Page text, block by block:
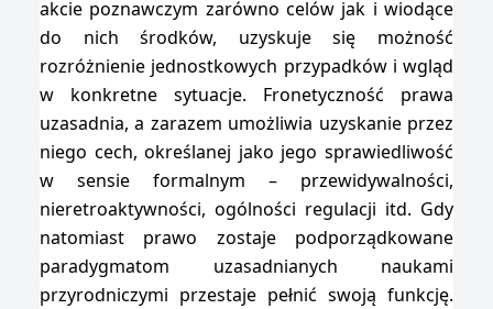
akcie poznawczym zarówno celów jak i wiodące
do nich środków, uzyskuje się możność
rozróżnienie jednostkowych przypadków i wgląd
w konkretne sytuacje. Fronetyczność prawa
uzasadnia, a zarazem umożliwia uzyskanie przez
niego cech, określanej jako jego sprawiedliwość
w sensie formalnym – przewidywalności,
nieretroaktywności, ogólności regulacji itd. Gdy
natomiast prawo zostaje podporządkowane
paradygmatom uzasadnianych naukami
przyrodniczymi przestaje pełnić swoją funkcję.